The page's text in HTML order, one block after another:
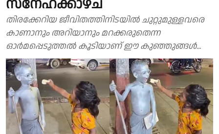
സ്നേഹക്കാഴ്ച
തിരക്കേറിയ ജീവിതത്തിനിടയിൽ ചുറ്റുമുള്ളവരെ
കാണാനും അറിയാനും മറക്കരുതെന്ന
ഓർമപ്പെടുത്തൽ കൂടിയാണ് ഈ കുഞ്ഞുങ്ങൾ...